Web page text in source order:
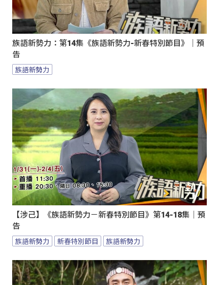
族語新勢力：第14集《族語新勢力-新春特別節目》｜預
告
族語新勢力
【涉己】《族語新勢力－新春特別節目》第14-18集｜預
告
族語新勢力 新春特別節目 族語新勢力